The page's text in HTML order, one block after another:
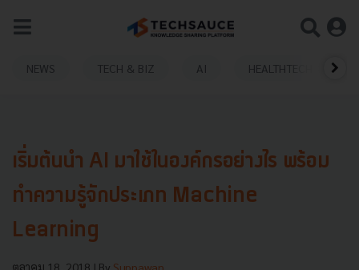
NEWS TECH & BIZ AI HEALTHTECH
เริ่มต้นนำ AI มาใช้ในองค์กรอย่างไร พร้อม
ทำความรู้จักประเภท Machine
Learning
ตุลาคม 18, 2018 | By Suppawan